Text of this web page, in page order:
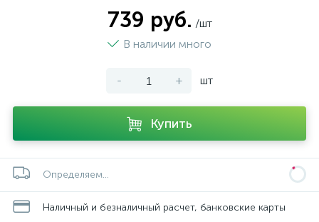
739 руб. /шт
В наличии много
- + шт
Купить
Определяем...
Наличный и безналичный расчет, банковские карты